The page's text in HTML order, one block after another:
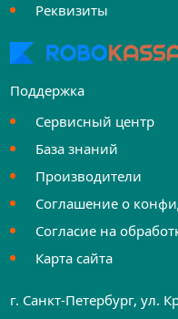
Реквизиты
Поддержка
Сервисный центр
База знаний
Производители
Соглашение о
Согласие на
Карта сайта
г. Санкт-Петербург, ул.